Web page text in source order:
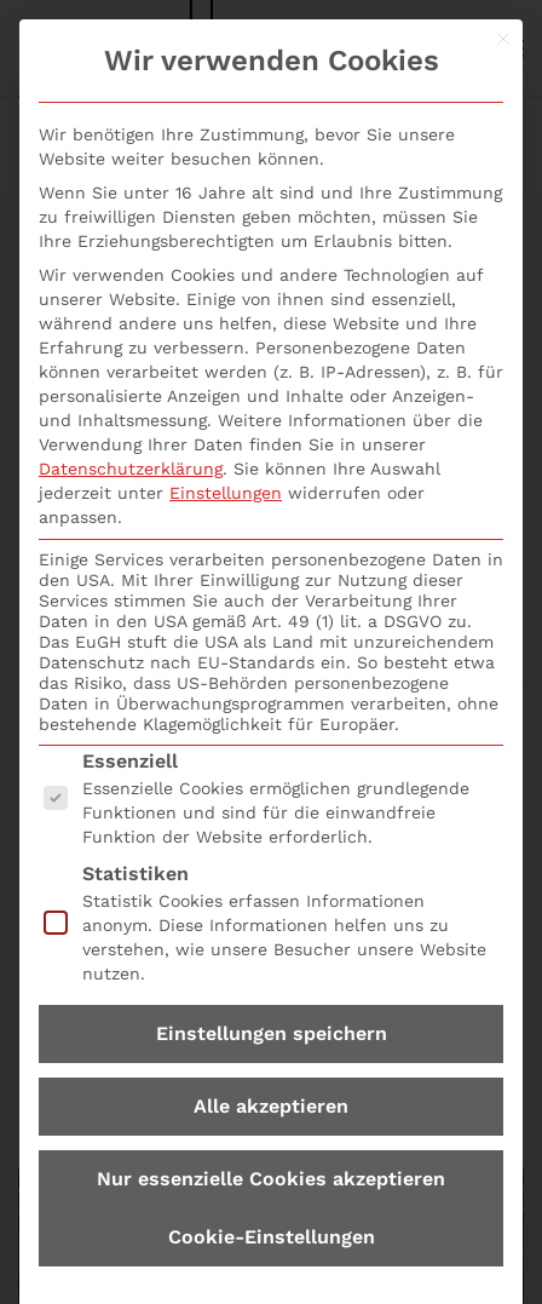
Skip to main content
S+P NEWS
Die Zukunft des
Vertriebs: digital
und vernetzt!
S+P Seminare
Die Digitalisierung ist bereits längst kein Trend
mehr, sondern gesetzte Realität für den Vertrieb
Der Handel und die Distribution werden in Zukunft
immer stärker digitalisiert und vernetzt sein. Dies hat
Auswirkungen auf jeden Aspekt des Vertriebs, von der
Kommunikation mit Kunden über die Präsentation
der Produkte bis hin zur Verfolgung der
Bestellungen.
Vertrieb verändert:
Die Zukunft des Vertriebs: digital und vernetzt!
Die Herausforderungen des Vertriebs im 21.
Die Chancen des digitalen und vernetzten
Die Rolle der Technologie im Vertrieb
Mit
Wir verwenden Cookies
Wir benötigen Ihre Zustimmung, bevor Sie unsere
Website weiter besuchen können.
Wenn Sie unter 16 Jahre alt sind und Ihre Zustimmung
zu freiwilligen Diensten geben möchten, müssen Sie
Ihre Erziehungsberechtigten um Erlaubnis bitten.
Wir verwenden Cookies und andere Technologien auf
unserer Website. Einige von ihnen sind essenziell,
während andere uns helfen, diese Website und Ihre
Erfahrung zu verbessern. Personenbezogene Daten
können verarbeitet werden (z. B. IP-Adressen), z. B. für
personalisierte Anzeigen und Inhalte oder Anzeigen-
und Inhaltsmessung. Weitere Informationen über die
Verwendung Ihrer Daten finden Sie in unserer
Datenschutzerklärung. Sie können Ihre Auswahl
jederzeit unter Einstellungen widerrufen oder
anpassen.
Einige Services verarbeiten personenbezogene Daten in
den USA. Mit Ihrer Einwilligung zur Nutzung dieser
Services stimmen Sie auch der Verarbeitung Ihrer
Daten in den USA gemäß Art. 49 (1) lit. a DSGVO zu.
Das EuGH stuft die USA als Land mit unzureichendem
Datenschutz nach EU-Standards ein. So besteht etwa
das Risiko, dass US-Behörden personenbezogene
Daten in Überwachungsprogrammen verarbeiten, ohne
bestehende Klagemöglichkeit für Europäer.
Es folgt eine Liste der Service-Gruppen, für die
Essenziell
Essenzielle Cookies ermöglichen grundlegende
Funktionen und sind für die einwandfreie
Funktion der Website erforderlich.
Statistiken
Statistik Cookies erfassen Informationen
anonym. Diese Informationen helfen uns zu
verstehen, wie unsere Besucher unsere Website
nutzen.
Einstellungen speichern
Alle akzeptieren
Nur essenzielle Cookies akzeptieren
Cookie-Einstellungen